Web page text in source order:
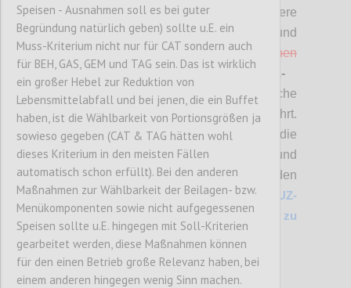
auch kommentieren sowie allfällige weitere
Punkte einbringen. Änderungen und
Streichungen sind rot bzw.rot durchgestrichen
zusätzlich hervorgehoben. Bei
SOLL-
Kriterien sind nur neue Kriterien
, wesentliche
Änderungen sowie Streichungen angeführt.
Alle Änderungen in diesem Bereich sowie die
Anforderungen für die Beurteilung und
Prüfung und diedetaillierte Zuordnung zu den
jeweiligen Betriebstypen finden Sie unter
UZ-
200 Kriterienvergleich Vers. 6.1 (2014) zu
Speisen - Ausnahmen soll es bei guter
Begründung natürlich geben) sollte u.E. ein
Muss-Kriterium nicht nur für CAT sondern auch
für BEH, GAS, GEM und TAG sein. Das ist wirklich
ein großer Hebel zur Reduktion von
Lebensmittelabfall und bei jenen, die ein Buffet
haben, ist die Wählbarkeit von Portionsgrößen ja
sowieso gegeben (CAT & TAG hätten wohl
dieses Kriterium in den meisten Fällen
automatisch schon erfüllt). Bei den anderen
Maßnahmen zur Wählbarkeit der Beilagen- bzw.
Menükomponenten sowie nicht aufgegessenen
Speisen sollte u.E. hingegen mit Soll-Kriterien
gearbeitet werden, diese Maßnahmen können
für den einen Betrieb große Relevanz haben, bei
einem anderen hingegen wenig Sinn machen.